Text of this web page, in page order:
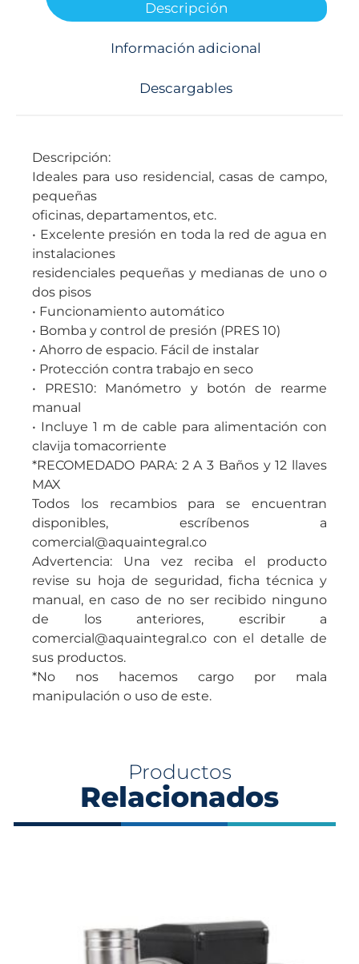
Descripción
Información adicional
Descargables
Descripción:
Ideales para uso residencial, casas de campo,
pequeñas
oficinas, departamentos, etc.
• Excelente presión en toda la red de agua en
instalaciones
residenciales pequeñas y medianas de uno o
dos pisos
• Funcionamiento automático
• Bomba y control de presión (PRES 10)
• Ahorro de espacio. Fácil de instalar
• Protección contra trabajo en seco
• PRES10: Manómetro y botón de rearme
manual
• Incluye 1 m de cable para alimentación con
clavija tomacorriente
*RECOMEDADO PARA: 2 A 3 Baños y 12 llaves
MAX
Todos los recambios para se encuentran
disponibles, escríbenos a
comercial@aquaintegral.co
Advertencia: Una vez reciba el producto
revise su hoja de seguridad, ficha técnica y
manual, en caso de no ser recibido ninguno
de los anteriores, escribir a
comercial@aquaintegral.co con el detalle de
sus productos.
*No nos hacemos cargo por mala
manipulación o uso de este.
Productos
Relacionados